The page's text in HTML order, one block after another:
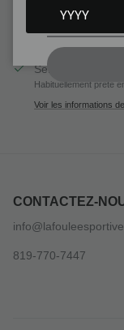
Service de
Habituellement prête
Voir les informations
CONTACTEZ-
819-770-7447